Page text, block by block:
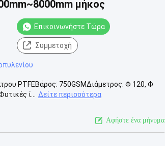
μήκος
Επικοινωνήστε Τώρα
Συμμετοχή
PTFEΒάρος: 750GSMΔιάμετρος: Φ 120, Φ
ί...
Δείτε περισσότερα
Αφήστε ένα μήνυμα